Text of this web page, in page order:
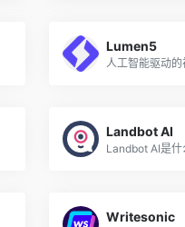
Lumen5
Landbot AI
Writesonic